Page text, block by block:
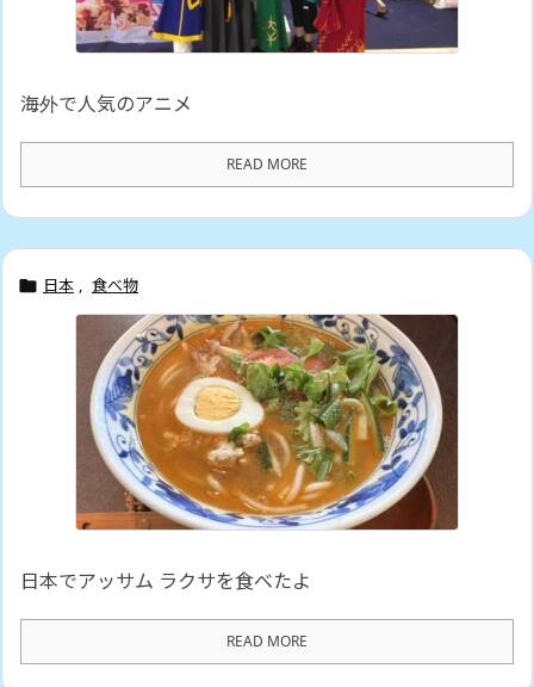
海外で人気のアニメ
READ MORE
 日本 食べ物
日本でアッサム ラクサを食べたよ
READ MORE